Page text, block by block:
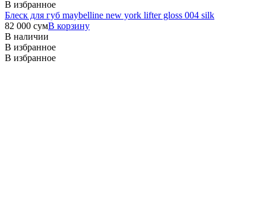
В избранное
Блеск для губ maybelline new york lifter gloss 004 silk
82 000 сумВ корзину
В наличии
В избранное
В избранное